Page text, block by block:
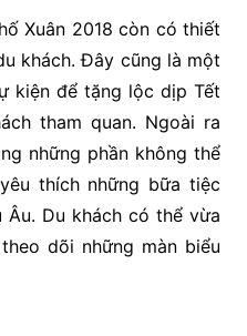
Xuân 2018 còn có thiết
khách. Đây cũng là một
kiện để tặng lộc dịp Tết
tham quan. Ngoài ra
những phần không thể
thích những bữa tiệc
Du khách có thể vừa
dõi những màn biểu